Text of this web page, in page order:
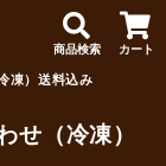
商品検索 カート
凍）送料込み
せ（冷凍）